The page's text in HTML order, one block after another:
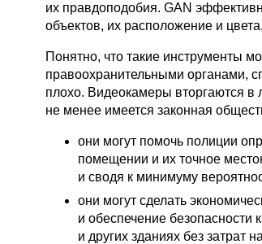
их правдоподобия. GAN
объектов, их расположение и
Понятно, что такие инструменты
правоохранительными органами,
плохо. Видеокамеры вторгаются в
не менее имеется законная
они могут помочь полиции
помещении и их точное
и сводя к минимуму
они могут сделать
и обеспечение
и других зданиях без затрат